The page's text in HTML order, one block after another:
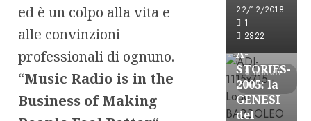
ed è un colpo alla vita e
alle convinzioni
professionali di ognuno.
“Music Radio is in the
Business of Making
22/12/2018
1
2822
8 minuti
letti
Formazione
FREE
A-
STORIES-
2005: la
GENESI
del